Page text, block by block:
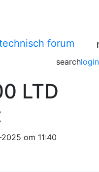
login
search
LTD
om 11:40